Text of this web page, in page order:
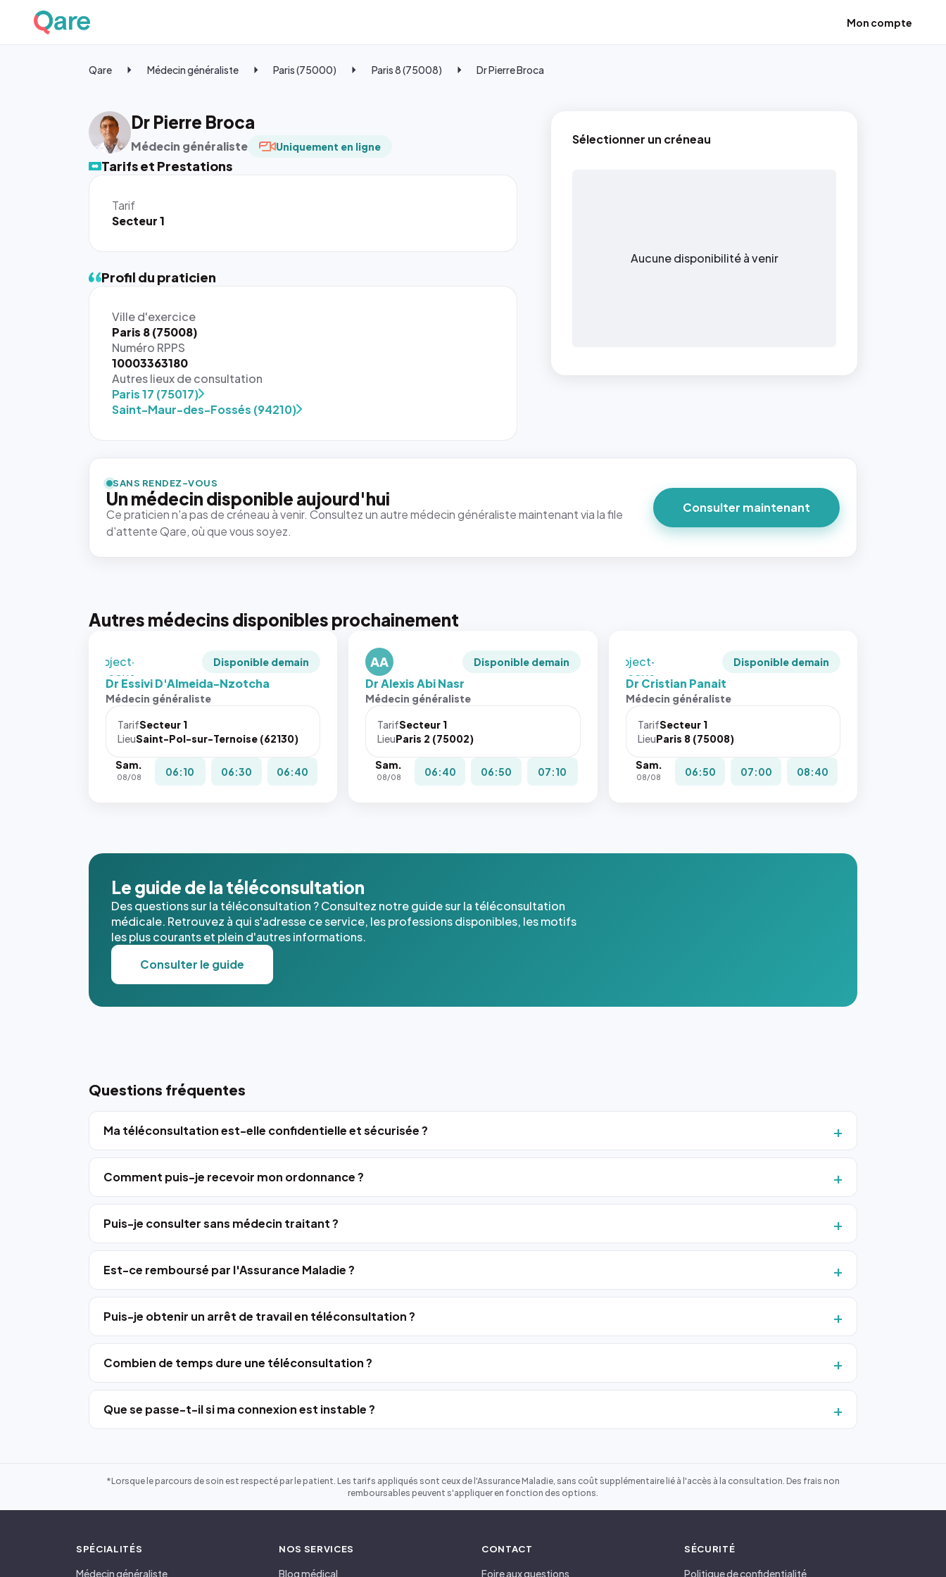
Mon compte
Qare Médecin généraliste Paris (75000) Paris 8 (75008) Dr Pierre Broca
Dr Pierre Broca
Médecin généraliste Uniquement en ligne
Tarifs et Prestations
Tarif
Secteur 1
Sélectionner un créneau
Aucune disponibilité à venir
Profil du praticien
Ville d'exercice
Paris 8 (75008)
Numéro RPPS
10003363180
Autres lieux de consultation
Paris 17 (75017)
Saint-Maur-des-Fossés (94210)
SANS RENDEZ-VOUS
Un médecin disponible aujourd'hui
Ce praticien n'a pas de créneau à venir. Consultez un autre médecin généraliste maintenant via la file
d'attente Qare, où que vous soyez.
Consulter maintenant
Autres médecins disponibles prochainement
rendue par
`.profile-
picture`,
et un
rapport 1:1
qui reste
juste à
photo est
recadrée
`object-
fit: cover`.
Sans ces
navigateur
pas la
place, et
l'annuaire
dans ce
cas. #}
Disponible demain
Dr Essivi D'Almeida-Nzotcha
Médecin généraliste
TarifSecteur 1
LieuSaint-Pol-sur-Ternoise (62130)
Sam.
08/08 06:10 06:30 06:40
AA Disponible demain
Dr Alexis Abi Nasr
Médecin généraliste
TarifSecteur 1
LieuParis 2 (75002)
Sam.
08/08 06:40 06:50 07:10
rendue par
rapport 1:1
`object-
fit: cover`.
Sans ces
navigateur
pas la
place, et
Disponible demain
Dr Cristian Panait
Médecin généraliste
TarifSecteur 1
LieuParis 8 (75008)
Sam.
08/08 06:50 07:00 08:40
Le guide de la téléconsultation
Des questions sur la téléconsultation ? Consultez notre guide sur la téléconsultation
médicale. Retrouvez à qui s'adresse ce service, les professions disponibles, les motifs
les plus courants et plein d'autres informations.
Consulter le guide
Questions fréquentes
Ma téléconsultation est-elle confidentielle et sécurisée ?
Comment puis-je recevoir mon ordonnance ?
Puis-je consulter sans médecin traitant ?
Est-ce remboursé par l'Assurance Maladie ?
Puis-je obtenir un arrêt de travail en téléconsultation ?
Combien de temps dure une téléconsultation ?
Que se passe-t-il si ma connexion est instable ?
*Lorsque le parcours de soin est respecté par le patient. Les tarifs appliqués sont ceux de l'Assurance Maladie, sans coût supplémentaire lié à l'accès à la consultation. Des frais non
remboursables peuvent s'appliquer en fonction des options.
SPÉCIALITÉS
Médecin généraliste
NOS SERVICES
Blog médical
CONTACT
Foire aux questions
SÉCURITÉ
Politique de confidentialité